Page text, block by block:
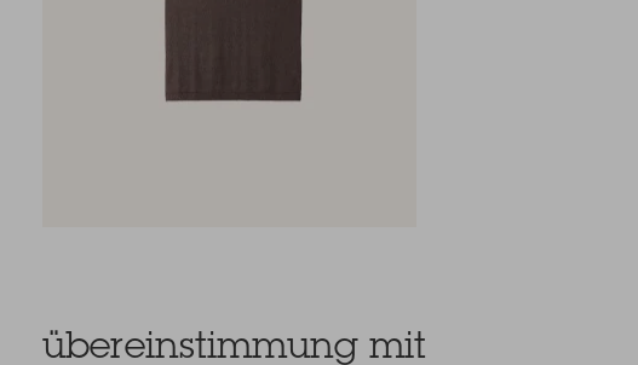
übereinstimmung mit